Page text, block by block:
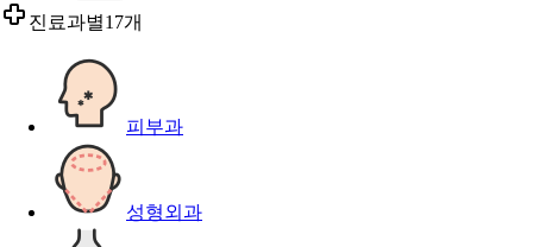
진료과별17개
피부과
성형외과